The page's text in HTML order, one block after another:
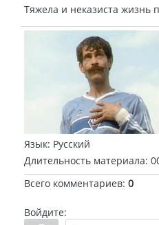
Тяжела и неказиста жизнь
Язык: Русский
Длительность материала:
Всего комментариев: 0
Войдите: